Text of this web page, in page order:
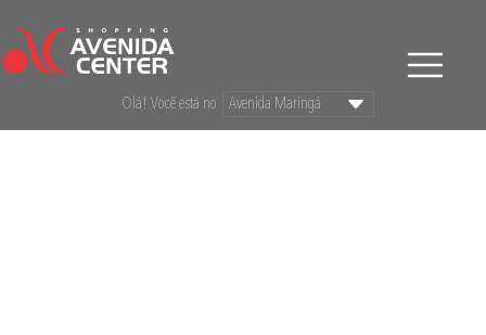
Olá! Você está no